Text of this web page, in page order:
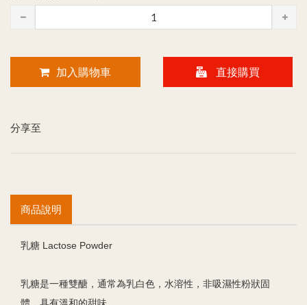
加入購物車 直接購買
分享至
商品說明
乳糖 Lactose Powder
乳糖是一種雙醣，通常為乳白色，水溶性，非吸濕性粉狀固